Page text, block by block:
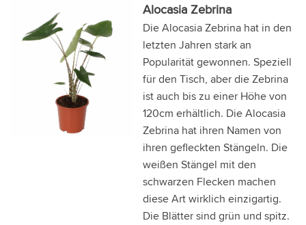
Alocasia Zebrina
Die Alocasia Zebrina hat in den
letzten Jahren stark an
Popularität gewonnen. Speziell
für den Tisch, aber die Zebrina
ist auch bis zu einer Höhe von
120cm erhältlich. Die Alocasia
Zebrina hat ihren Namen von
ihren gefleckten Stängeln. Die
weißen Stängel mit den
schwarzen Flecken machen
diese Art wirklich einzigartig.
Die Blätter sind grün und spitz.